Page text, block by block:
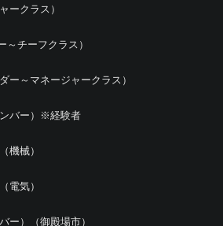
ークラス）
～チーフクラス）
ー～マネージャークラス）
ンバー）※経験者
機械）
電気）
ー）（御殿場市）